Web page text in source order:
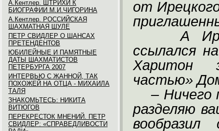
А.Кентлер. ШТРИХИ К
БИОГРАФИИ М.И.ЧИГОРИНА
А.Кентлер. РОССИЙСКАЯ
ШАХМАТНАЯ ШУЛЕ
ПЕТР СВИДЛЕР О ШАНСАХ
ПРЕТЕНДЕНТОВ
ЮБИЛЕЙНЫЕ И ПАМЯТНЫЕ
ДАТЫ ШАХМАТИСТОВ
ПЕТЕРБУРГА 2007
ИНТЕРВЬЮ С ЖАННОЙ, ТАК
ПОХОЖЕЙ НА ОТЦА - МИХАИЛА
ТАЛЯ
ЗНАКОМЬТЕСЬ: НИКИТА
ВИТЮГОВ
ПЕРЕКРЕСТОК МНЕНИЙ. ПЕТР
СВИДЛЕР: «СПРАВЕДЛИВОСТИ
от
А
ссылался
Харитон
частью»
– Ничего
разделяю